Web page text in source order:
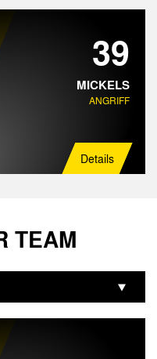
39
MICKELS
ANGRIFF
Details
TEAM